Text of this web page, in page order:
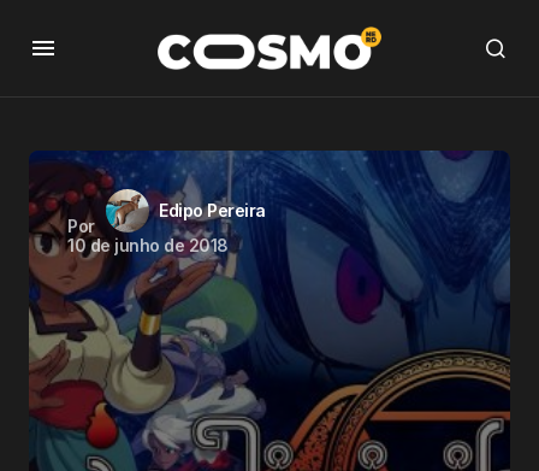
Por
Edipo Pereira
10 de junho de 2018